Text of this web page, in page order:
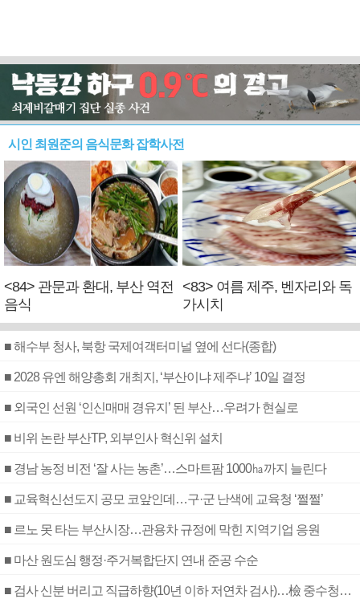
시인 최원준의 음식문화 잡학사전
<84> 관문과 환대, 부산 역전
음식
<83> 여름 제주, 벤자리와 독
가시치
■ 해수부 청사, 북항 국제여객터미널 옆에 선다(종합)
■ 2028 유엔 해양총회 개최지, ‘부산이냐 제주냐’ 10일 결정
■ 외국인 선원 ‘인신매매 경유지’ 된 부산…우려가 현실로
■ 비위 논란 부산TP, 외부인사 혁신위 설치
■ 경남 농정 비전 ‘잘 사는 농촌’…스마트팜 1000㏊까지 늘린다
■ 교육혁신선도지 공모 코앞인데…구·군 난색에 교육청 ‘쩔쩔’
■ 르노 못 타는 부산시장…관용차 규정에 막힌 지역기업 응원
■ 마산 원도심 행정·주거복합단지 연내 준공 수순
■ 검사 신분 버리고 직급하향(10년 이하 저연차 검사)…檢 중수청행 기피